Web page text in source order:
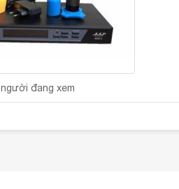
người đang xem